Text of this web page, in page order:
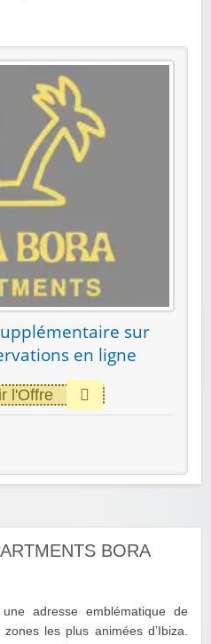
sur
en ligne
l'Offre
BORA
adresse emblématique de
zones les plus animées d’Ibiza.